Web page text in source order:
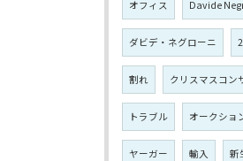
オフィス Davide
ダビデ・ネグローニ
割れ クリスマスコン
トラブル オークショ
ヤーガー 輸入 新